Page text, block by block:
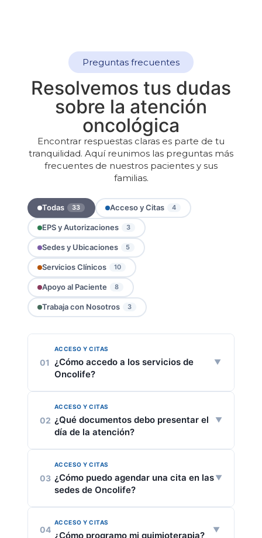
Preguntas frecuentes
Resolvemos tus dudas
sobre la atención
oncológica
Encontrar respuestas claras es parte de tu
tranquilidad. Aquí reunimos las preguntas más
frecuentes de nuestros pacientes y sus
familias.
Preguntas frecuentes
Todas 33 Acceso y Citas 4
EPS y Autorizaciones 3
Sedes y Ubicaciones 5
Servicios Clínicos 10
Apoyo al Paciente 8
Trabaja con Nosotros 3
01
ACCESO Y CITAS
¿Cómo accedo a los servicios de
Oncolife?
Debes contar con
autorización de tu EPS.
02
ACCESO Y CITAS
¿Qué documentos debo presentar el
día de la atención?
Orden médica y
03
ACCESO Y CITAS
¿Cómo puedo agendar una cita en las
sedes de Oncolife?
Las citas pueden solicitarse por:
04
ACCESO Y CITAS
¿Cómo programo mi quimioterapia?